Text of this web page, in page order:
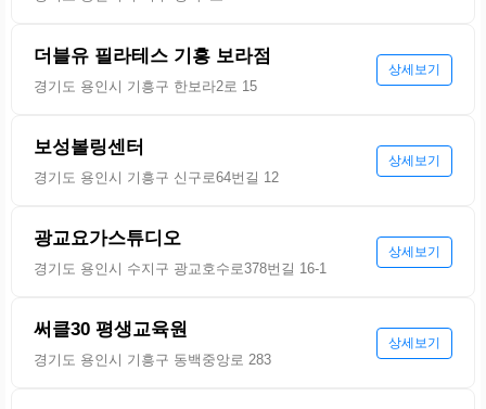
더블유 필라테스 기흥 보라점
경기도 용인시 기흥구 한보라2로 15
상세보기
보성볼링센터
경기도 용인시 기흥구 신구로64번길 12
상세보기
광교요가스튜디오
경기도 용인시 수지구 광교호수로378번길 16-1
상세보기
써클30 평생교육원
경기도 용인시 기흥구 동백중앙로 283
상세보기